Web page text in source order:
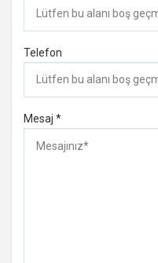
Telefon
Mesaj *